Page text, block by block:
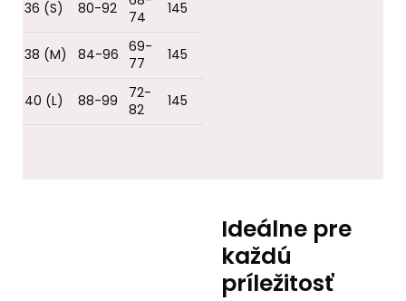
36 (S) 80-92
74
145
38 (M) 84-96 69-
77
145
40 (L) 88-99
72-
82
145
Ideálne pre
každú
príležitosť